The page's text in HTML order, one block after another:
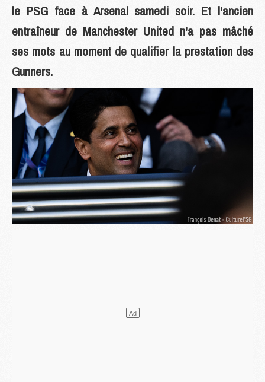
le PSG face à Arsenal samedi soir. Et l'ancien
entraîneur de Manchester United n'a pas mâché
ses mots au moment de qualifier la prestation des
Gunners.